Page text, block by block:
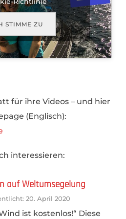
STIMME ZU
für ihre Videos – und hier
(Englisch):
interessieren:
auf Weltumsegelung
20. April 2020
ist kostenlos!“ Diese